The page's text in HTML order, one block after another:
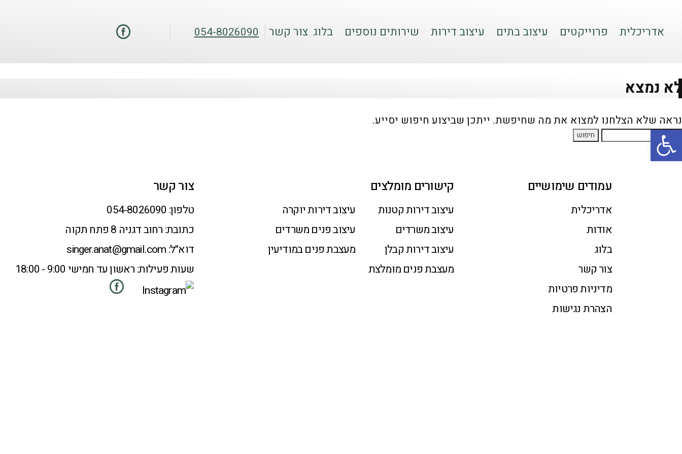
פתח סרגל נגישות
אדריכלית פרוייקטים עיצוב בתים עיצוב דירות שירותים נוספים בלוג צור קשר 054-8026090
לא נמצא
נראה שלא הצלחנו למצוא את מה שחיפשת. ייתכן שביצוע חיפוש יסייע.
עמודים שימושיים
אדריכלית
אודות
בלוג
צור קשר
מדיניות פרטיות
הצהרת נגישות
קישורים מומלצים
עיצוב דירות קטנות
עיצוב משרדים
עיצוב דירות קבלן
מעצבת פנים מומלצת
עיצוב דירות יוקרה
עיצוב פנים משרדים
מעצבת פנים במודיעין
צור קשר
טלפון: 054-8026090
כתובת:רחוב דגניה 8 פתח תקוה
דוא״ל:singer.anat@gmail.com
שעות פעילות:ראשון עד חמישי 9:00 - 18:00